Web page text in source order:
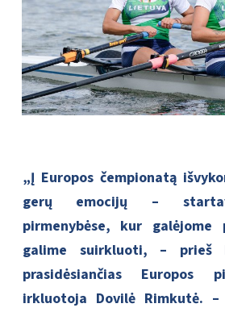
„Į Europos čempionatą
gerų emocijų –
pirmenybėse, kur
galime suirkluoti, – prieš
prasidėsiančias Europos
irkluotoja Dovilė Rimkutė. –